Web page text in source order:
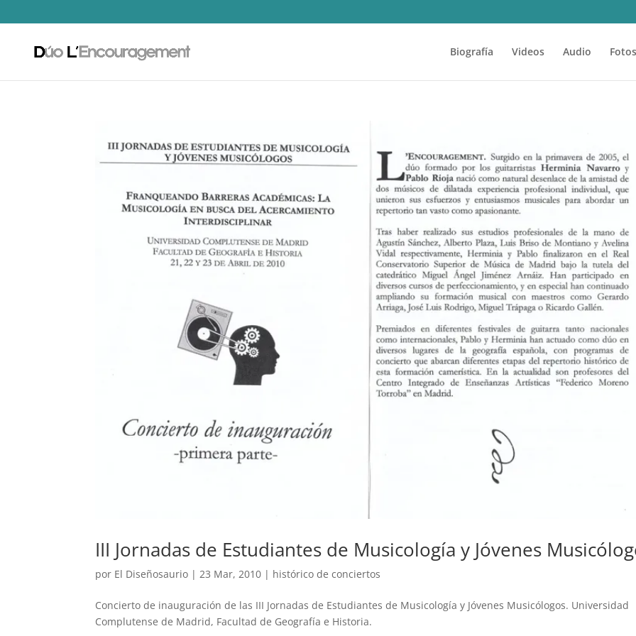
Biografía Videos Audio Fotos
III Jornadas de Estudiantes de Musicología y Jóvenes
por El Diseñosaurio | 23 Mar, 2010 | histórico de conciertos
Concierto de inauguración de las III Jornadas de Estudiantes de Musicología y Jóvenes Musicólogos. Universidad
Complutense de Madrid, Facultad de Geografía e Historia.